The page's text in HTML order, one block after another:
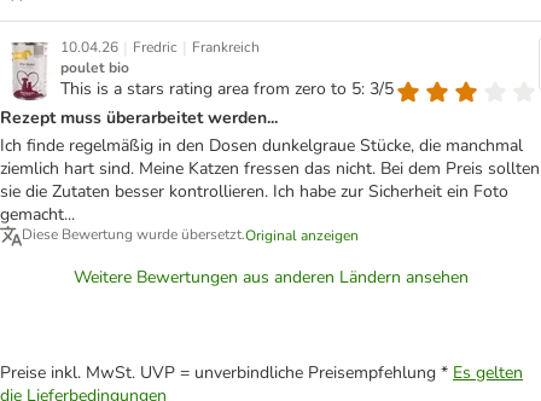
10.04.26 | Fredric | Frankreich
poulet bio
This is a stars rating area from zero to 5: 3/5
Rezept muss überarbeitet werden...
Ich finde regelmäßig in den Dosen dunkelgraue Stücke, die manchmal
ziemlich hart sind. Meine Katzen fressen das nicht. Bei dem Preis sollten
sie die Zutaten besser kontrollieren. Ich habe zur Sicherheit ein Foto
gemacht...
Diese Bewertung wurde übersetzt.Original anzeigen
Weitere Bewertungen aus anderen Ländern ansehen
Preise inkl. MwSt. UVP = unverbindliche Preisempfehlung * Es gelten
die Lieferbedingungen